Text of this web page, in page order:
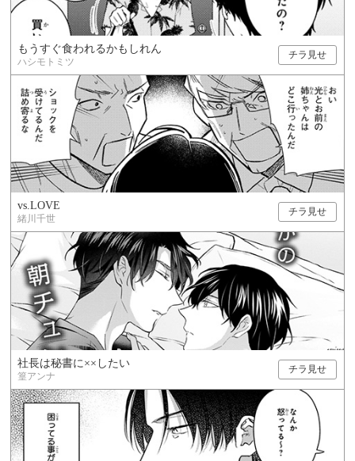
もうすぐ食われるかもしれん
ハシモトミツ
チラ見せ
vs.LOVE
緒川千世
チラ見せ
社長は秘書に××したい
篁アンナ
チラ見せ